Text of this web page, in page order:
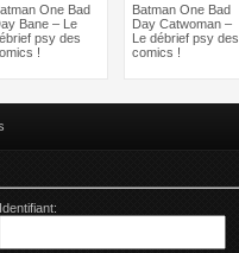
One Bad
Bane – Le
psy des
!
Batman One Bad
Day Catwoman –
Le débrief psy des
comics !
Identifiant: